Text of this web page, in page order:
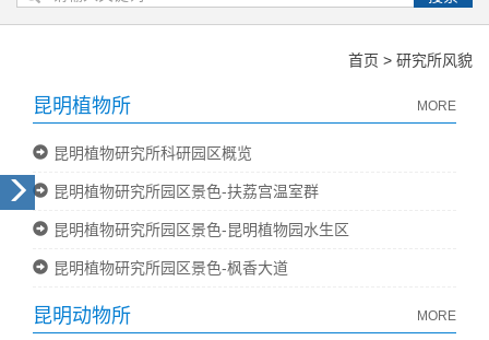
首页 > 研究所风貌
昆明植物所 MORE
昆明植物研究所科研园区概览
昆明植物研究所园区景色-扶荔宫温室群
昆明植物研究所园区景色-昆明植物园水生区
昆明植物研究所园区景色-枫香大道
昆明动物所 MORE